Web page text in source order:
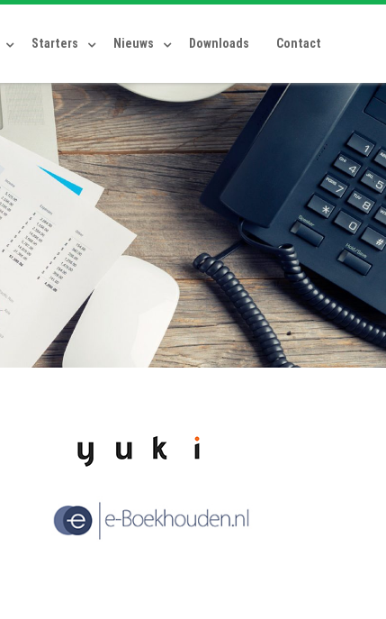
Starters Nieuws Downloads Contact